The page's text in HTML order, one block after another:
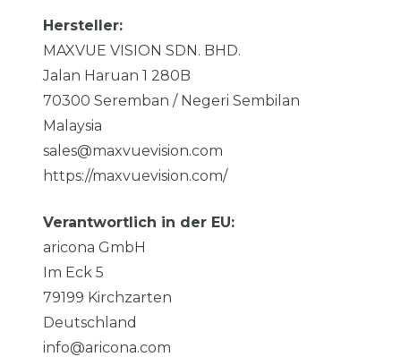
Hersteller:
MAXVUE VISION SDN. BHD.
Jalan Haruan 1 280B
70300 Seremban / Negeri Sembilan
Malaysia
sales@maxvuevision.com
https://maxvuevision.com/
Verantwortlich in der EU:
aricona GmbH
Im Eck 5
79199 Kirchzarten
Deutschland
info@aricona.com